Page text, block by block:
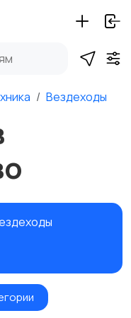
Вездеходы
и багги